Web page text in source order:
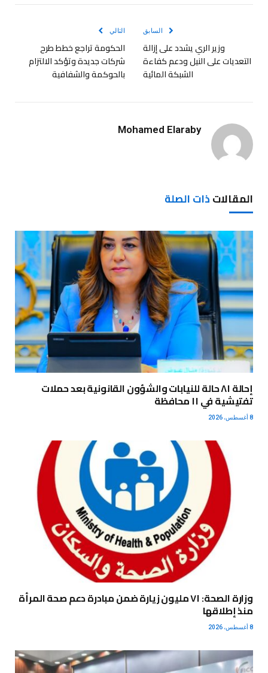
السابق
وزير الري يشدد على إزالة
التعديات على النيل ودعم كفاءة
الشبكة المائية
التالي
الحكومة تراجع خطط طرح
شركات جديدة وتؤكد الالتزام
بالحوكمة والشفافية
Mohamed Elaraby
المقالاتذات الصلة
إحالة ٨١ حالة للنيابات والشؤون القانونية بعد حملات
تفتيشية في ١١ محافظة
8 أغسطس، 2026
وزارة الصحة: ٧١ مليون زيارة ضمن مبادرة دعم صحة المرأة
منذ إطلاقها
8 أغسطس، 2026